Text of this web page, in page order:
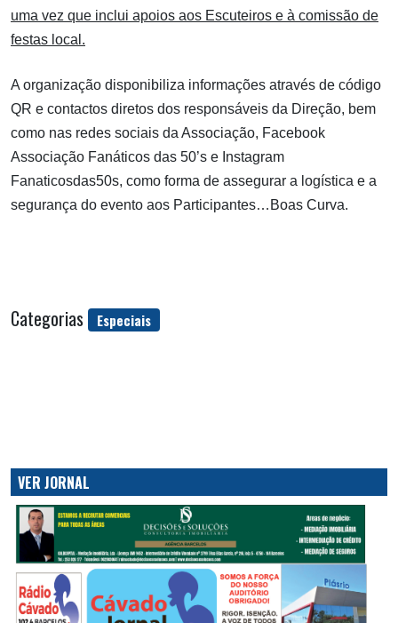
uma vez que inclui apoios aos Escuteiros e à comissão de
festas local.
A organização disponibiliza informações através de código
QR e contactos diretos dos responsáveis da Direção, bem
como nas redes sociais da Associação, Facebook
Associação Fanáticos das 50’s e Instagram
Fanaticosdas50s, como forma de assegurar a logística e a
segurança do evento aos Participantes…Boas Curva.
Categorias Especiais
VER JORNAL